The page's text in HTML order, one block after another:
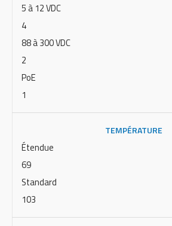
5 à 12 VDC
4
88 à 300 VDC
2
PoE
1
TEMPÉRATURE
Étendue
69
Standard
103